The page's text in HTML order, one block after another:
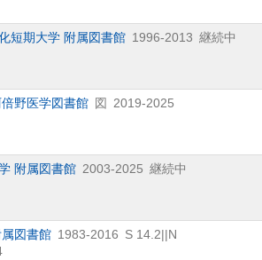
短期大学 附属図書館 1996-2013 継続中
野医学図書館 図 2019-2025
附属図書館 2003-2025 継続中
図書館 1983-2016 S 14.2||N